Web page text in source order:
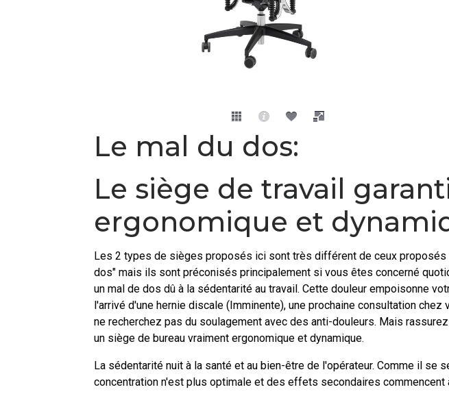
Le mal du dos:
Le siège de travail
ergonomique et
Les 2 types de sièges proposés ici sont très différent de ceux
dos" mais ils sont préconisés principalement si vous êtes concerné
un mal de dos dû à la sédentarité au travail. Cette douleur empoisonne
l'arrivé d'une hernie discale (Imminente), une prochaine consultation
ne recherchez pas du soulagement avec des anti-douleurs. Mais
un siège de bureau vraiment ergonomique et dynamique.
La sédentarité nuit à la santé et au bien-être de l'opérateur. Comme il se
concentration n'est plus optimale et des effets secondaires